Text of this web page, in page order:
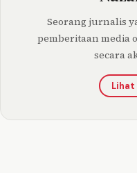
Seorang jurnalis
pemberitaan media
secara
Lihat